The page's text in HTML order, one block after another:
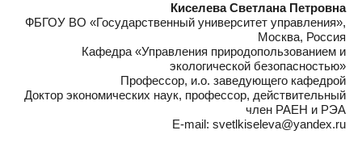
Киселева Светлана Петровна
ФБГОУ ВО «Государственный университет управления»,
Москва, Россия
Кафедра «Управления природопользованием и
экологической безопасностью»
Профессор, и.о. заведующего кафедрой
Доктор экономических наук, профессор, действительный
член РАЕН и РЭА
E-mail: svetlkiseleva@yandex.ru